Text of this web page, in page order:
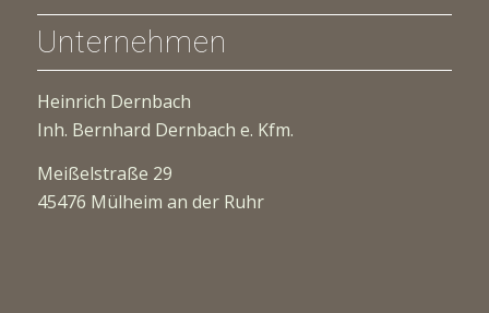
Unternehmen
Heinrich Dernbach
Inh. Bernhard Dernbach e. Kfm.
Meißelstraße 29
45476 Mülheim an der Ruhr